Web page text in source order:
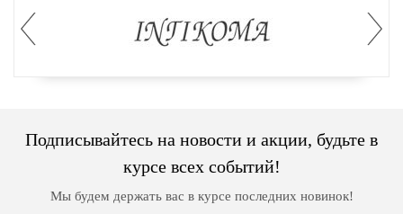
Подписывайтесь на новости и акции, будьте в
курсе всех событий!
Мы будем держать вас в курсе последних новинок!